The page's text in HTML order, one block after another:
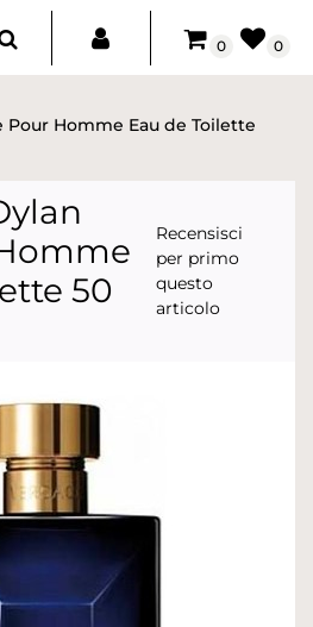
0 0
Pour Homme Eau de Toilette
50
Recensisci
per primo
questo
articolo